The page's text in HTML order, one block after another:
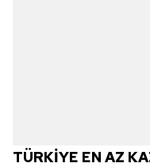
TÜRKİYE EN AZ